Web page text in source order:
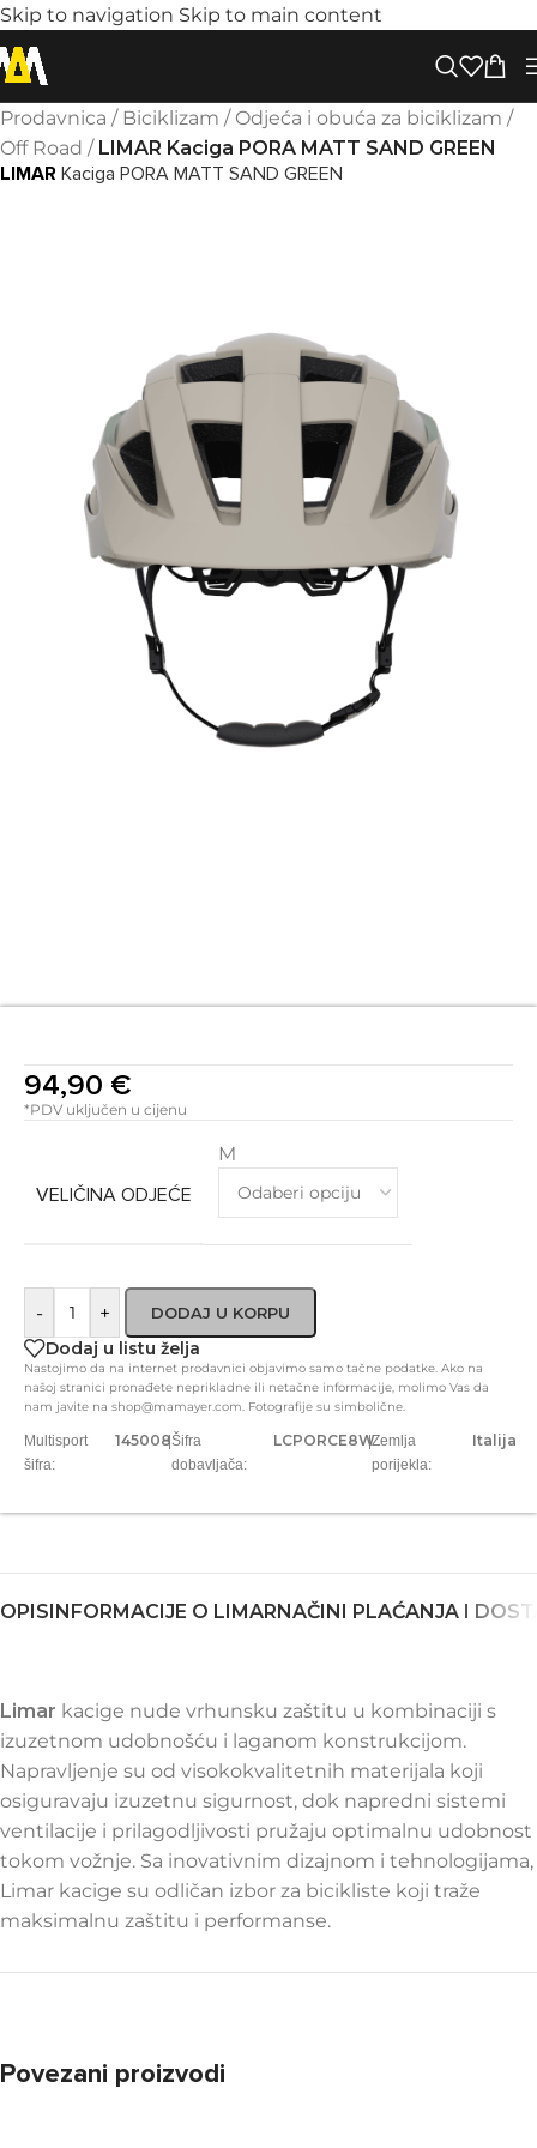
Skip to navigation Skip to main content
Prodavnica / Biciklizam / Odjeća i obuća za biciklizam /
Off Road / LIMAR Kaciga PORA MATT SAND GREEN
LIMAR Kaciga PORA MATT SAND GREEN
94,90 €
*PDV uključen u cijenu
VELIČINA ODJEĆE
M
- + DODAJ U KORPU
Dodaj u listu želja
Nastojimo da na internet prodavnici objavimo samo tačne podatke. Ako na
našoj stranici pronađete neprikladne ili netačne informacije, molimo Vas da
nam javite na shop@mamayer.com. Fotografije su simbolične.
Multisport
šifra:
145008|Šifra
dobavljača:
LCPORCE8W
|Zemlja
porijekla:
Italija
OPISINFORMACIJE O LIMARNAČINI PLAĆANJA I
Limar kacige nude vrhunsku zaštitu u kombinaciji s
izuzetnom udobnošću i laganom konstrukcijom.
Napravljenje su od visokokvalitetnih materijala koji
osiguravaju izuzetnu sigurnost, dok napredni sistemi
ventilacije i prilagodljivosti pružaju optimalnu udobnost
tokom vožnje. Sa inovativnim dizajnom i tehnologijama,
Limar kacige su odličan izbor za bicikliste koji traže
maksimalnu zaštitu i performanse.
Povezani proizvodi